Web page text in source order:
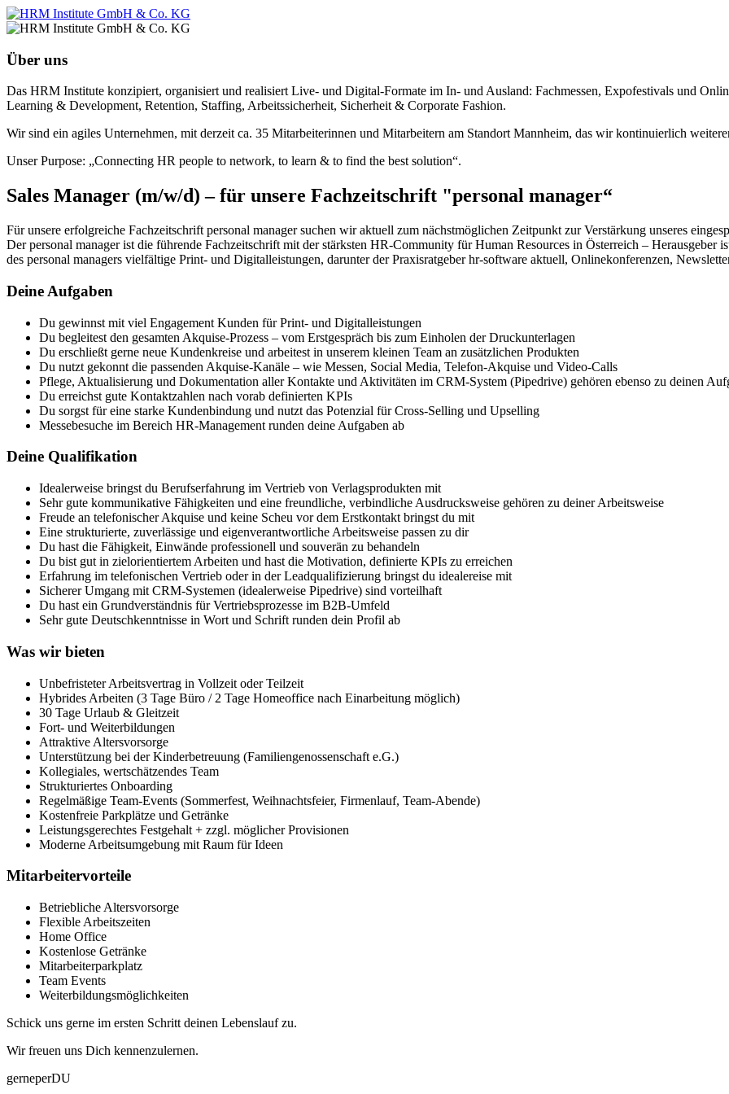
Über uns
Das HRM Institute konzipiert, organisiert und realisiert Live- und Digital-Formate im In- und Ausland: Fachmessen, Expofestivals und
Learning & Development, Retention, Staffing, Arbeitssicherheit, Sicherheit & Corporate Fashion.
Wir sind ein agiles Unternehmen, mit derzeit ca. 35 Mitarbeiterinnen und Mitarbeitern am Standort Mannheim, das wir kontinuierlich
Unser Purpose: „Connecting HR people to network, to learn & to find the best solution“.
Sales Manager (m/w/d) – für unsere Fachzeitschrift "personal manager“
Für unsere erfolgreiche Fachzeitschrift personal manager suchen wir aktuell zum nächstmöglichen Zeitpunkt zur Verstärkung unseres
Der personal manager ist die führende Fachzeitschrift mit der stärksten HR-Community für Human Resources in Österreich –
des personal managers vielfältige Print- und Digitalleistungen, darunter der Praxisratgeber hr-software aktuell, Onlinekonferenzen,
Deine Aufgaben
Du gewinnst mit viel Engagement Kunden für Print- und Digitalleistungen
Du begleitest den gesamten Akquise-Prozess – vom Erstgespräch bis zum Einholen der Druckunterlagen
Du erschließt gerne neue Kundenkreise und arbeitest in unserem kleinen Team an zusätzlichen Produkten
Du nutzt gekonnt die passenden Akquise-Kanäle – wie Messen, Social Media, Telefon-Akquise und Video-Calls
Pflege, Aktualisierung und Dokumentation aller Kontakte und Aktivitäten im CRM-System (Pipedrive) gehören ebenso zu deinen
Du erreichst gute Kontaktzahlen nach vorab definierten KPIs
Du sorgst für eine starke Kundenbindung und nutzt das Potenzial für Cross-Selling und Upselling
Messebesuche im Bereich HR-Management runden deine Aufgaben ab
Deine Qualifikation
Idealerweise bringst du Berufserfahrung im Vertrieb von Verlagsprodukten mit
Sehr gute kommunikative Fähigkeiten und eine freundliche, verbindliche Ausdrucksweise gehören zu deiner Arbeitsweise
Freude an telefonischer Akquise und keine Scheu vor dem Erstkontakt bringst du mit
Eine strukturierte, zuverlässige und eigenverantwortliche Arbeitsweise passen zu dir
Du hast die Fähigkeit, Einwände professionell und souverän zu behandeln
Du bist gut in zielorientiertem Arbeiten und hast die Motivation, definierte KPIs zu erreichen
Erfahrung im telefonischen Vertrieb oder in der Leadqualifizierung bringst du idealereise mit
Sicherer Umgang mit CRM-Systemen (idealerweise Pipedrive) sind vorteilhaft
Du hast ein Grundverständnis für Vertriebsprozesse im B2B-Umfeld
Sehr gute Deutschkenntnisse in Wort und Schrift runden dein Profil ab
Was wir bieten
Unbefristeter Arbeitsvertrag in Vollzeit oder Teilzeit
Hybrides Arbeiten (3 Tage Büro / 2 Tage Homeoffice nach Einarbeitung möglich)
30 Tage Urlaub & Gleitzeit
Fort- und Weiterbildungen
Attraktive Altersvorsorge
Unterstützung bei der Kinderbetreuung (Familiengenossenschaft e.G.)
Kollegiales, wertschätzendes Team
Strukturiertes Onboarding
Regelmäßige Team-Events (Sommerfest, Weihnachtsfeier, Firmenlauf, Team-Abende)
Kostenfreie Parkplätze und Getränke
Leistungsgerechtes Festgehalt + zzgl. möglicher Provisionen
Moderne Arbeitsumgebung mit Raum für Ideen
Mitarbeitervorteile
Betriebliche Altersvorsorge
Flexible Arbeitszeiten
Home Office
Kostenlose Getränke
Mitarbeiterparkplatz
Team Events
Weiterbildungsmöglichkeiten
Schick uns gerne im ersten Schritt deinen Lebenslauf zu.
Wir freuen uns Dich kennenzulernen.
gerneperDU